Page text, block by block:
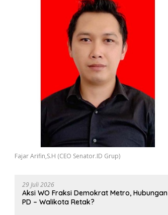
Fajar Arifin,S.H (CEO Senator.ID Grup)
29 Juli 2026
Aksi WO Fraksi Demokrat Metro, Hubungan
PD – Walikota Retak?